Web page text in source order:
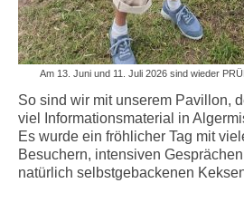
Am 13. Juni und 11. Juli 2026 sind wieder
So sind wir mit unserem Pavillon,
viel Informationsmaterial in
Es wurde ein fröhlicher Tag mit
Besuchern, intensiven
natürlich selbstgebackenen